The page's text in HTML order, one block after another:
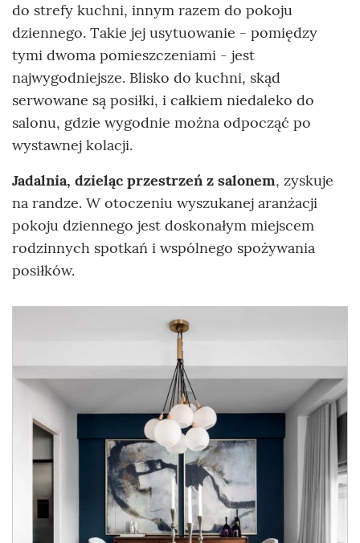
do strefy kuchni, innym razem do pokoju
dziennego. Takie jej usytuowanie - pomiędzy
tymi dwoma pomieszczeniami - jest
najwygodniejsze. Blisko do kuchni, skąd
serwowane są posiłki, i całkiem niedaleko do
salonu, gdzie wygodnie można odpocząć po
wystawnej kolacji.
Jadalnia, dzieląc przestrzeń z salonem, zyskuje
na randze. W otoczeniu wyszukanej aranżacji
pokoju dziennego jest doskonałym miejscem
rodzinnych spotkań i wspólnego spożywania
posiłków.